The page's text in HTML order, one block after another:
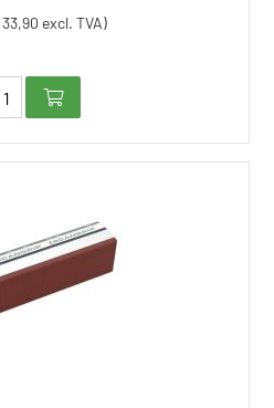
excl. TVA)